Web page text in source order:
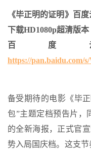
《毕正明的证明》百
下载HD1080p超清版本
百度
https://pan.baidu.com/
备受期待的电影《毕
包”主题定档预告片，
的全新海报，正式官
势入局国庆档。这支